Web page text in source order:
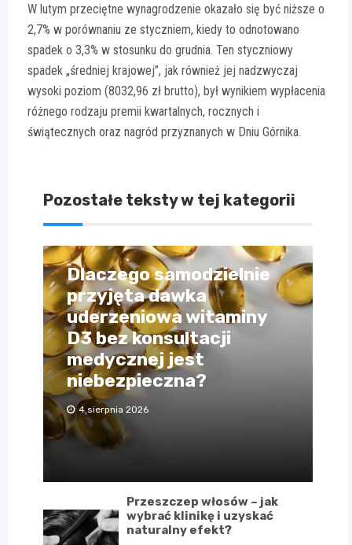
W lutym przeciętne wynagrodzenie okazało się być niższe o
2,7% w porównaniu ze styczniem, kiedy to odnotowano
spadek o 3,3% w stosunku do grudnia. Ten styczniowy
spadek „średniej krajowej”, jak również jej nadzwyczaj
wysoki poziom (8032,96 zł brutto), był wynikiem wypłacenia
różnego rodzaju premii kwartalnych, rocznych i
świątecznych oraz nagród przyznanych w Dniu Górnika.
Pozostałe teksty w tej kategorii
Dlaczego samodzielnie
przyjęta dawka
uderzeniowa witaminy
D3 bez konsultacji
medycznej jest
niebezpieczna?
4 sierpnia 2026
Przeszczep włosów – jak
wybrać klinikę i uzyskać
naturalny efekt?